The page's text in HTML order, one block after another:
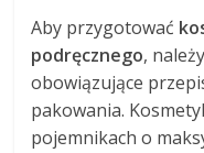
Aby przygotować
podręcznego,
obowiązujące
pakowania.
pojemnikach o